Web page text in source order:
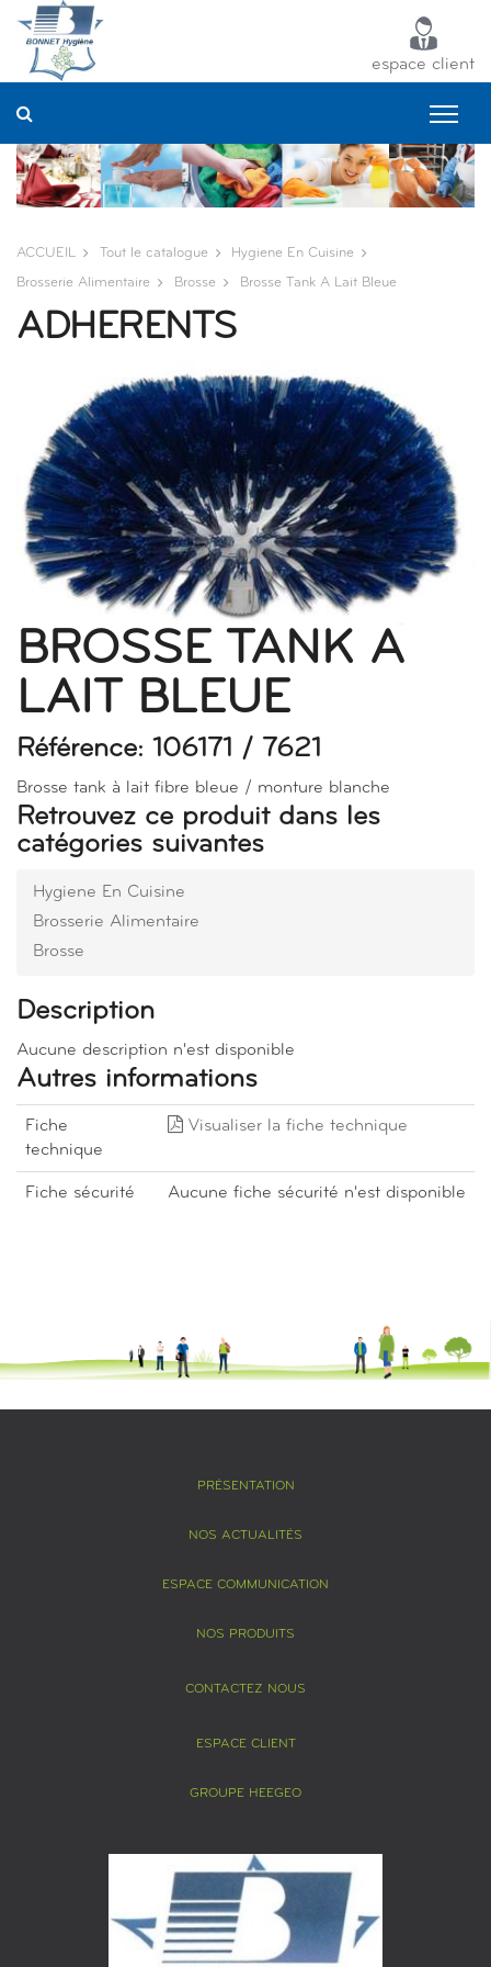
espace client
ACCUEIL Tout le catalogue Hygiene En Cuisine
Brosserie Alimentaire Brosse Brosse Tank A Lait Bleue
ADHERENTS
BROSSE TANK A
LAIT BLEUE
Référence: 106171 / 7621
Brosse tank à lait fibre bleue / monture blanche
Retrouvez ce produit dans les
catégories suivantes
Hygiene En Cuisine
Brosserie Alimentaire
Brosse
Description
Aucune description n'est disponible
Autres informations
Fiche
technique
Visualiser la fiche technique
Fiche sécurité Aucune fiche sécurité n'est disponible
PRÉSENTATION
NOS ACTUALITÉS
ESPACE COMMUNICATION
NOS PRODUITS
CONTACTEZ NOUS
ESPACE CLIENT
GROUPE HEEGEO
Panneau de gestion des cookies